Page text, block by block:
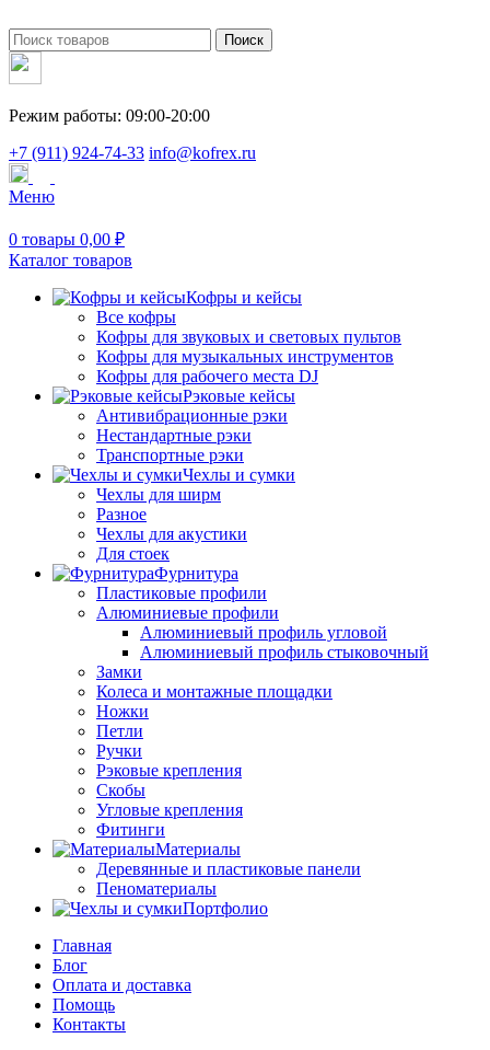
Поиск
Режим работы: 09:00-20:00
+7 (911) 924-74-33 info@kofrex.ru
Меню
0 товары 0,00 ₽
Каталог товаров
Кофры и кейсы
Все кофры
Кофры для звуковых и световых пультов
Кофры для музыкальных инструментов
Кофры для рабочего места DJ
Рэковые кейсы
Антивибрационные рэки
Нестандартные рэки
Транспортные рэки
Чехлы и сумки
Чехлы для ширм
Разное
Чехлы для акустики
Для стоек
Фурнитура
Пластиковые профили
Алюминиевые профили
Алюминиевый профиль угловой
Алюминиевый профиль стыковочный
Замки
Колеса и монтажные площадки
Ножки
Петли
Ручки
Рэковые крепления
Скобы
Угловые крепления
Фитинги
Материалы
Деревянные и пластиковые панели
Пеноматериалы
Портфолио
Главная
Блог
Оплата и доставка
Помощь
Контакты